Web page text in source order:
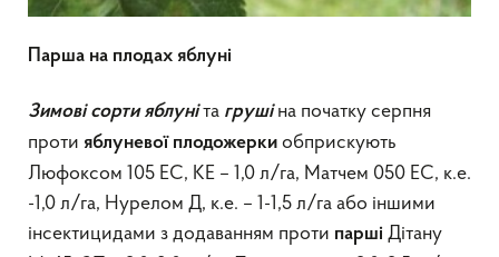
Парша на плодах яблуні
Зимові сорти яблуні та грушіна початку серпня
проти яблуневої плодожерки обприскують
Люфоксом 105 ЕС, КЕ – 1,0 л/га, Матчем 050 ЕС, к.е.
-1,0 л/га, Нурелом Д, к.е. – 1-1,5 л/га або іншими
інсектицидами з додаванням проти парші Дітану